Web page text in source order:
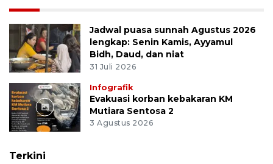
Jadwal puasa sunnah Agustus 2026
lengkap: Senin Kamis, Ayyamul
Bidh, Daud, dan niat
31 Juli 2026
Infografik
Evakuasi korban kebakaran KM
Mutiara Sentosa 2
3 Agustus 2026
Terkini